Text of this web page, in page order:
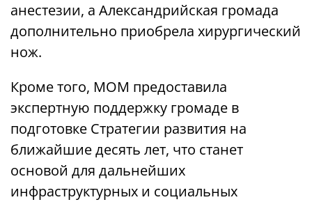
анестезии, а Александрийская громада
дополнительно приобрела хирургический
нож.
Кроме того, МОМ предоставила
экспертную поддержку громаде в
подготовке Стратегии развития на
ближайшие десять лет, что станет
основой для дальнейших
инфраструктурных и социальных